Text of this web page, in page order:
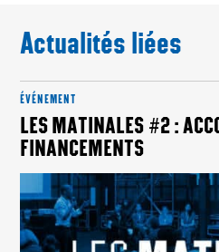
Actualités liées
ÉVÉNEMENT
LES MATINALES #2 :
FINANCEMENTS